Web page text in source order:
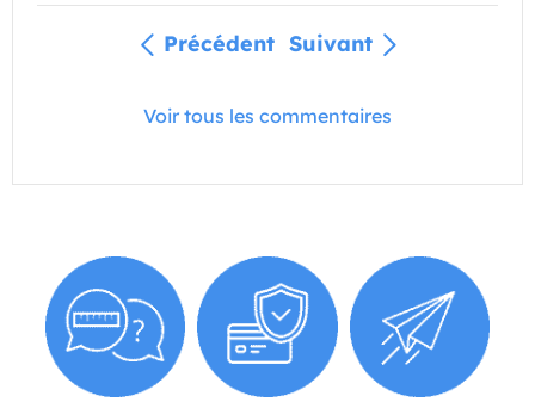
Précédent Suivant
Voir tous les commentaires